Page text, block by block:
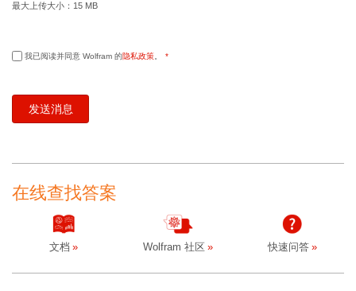
最大上传大小：15 MB
我已阅读并同意 Wolfram 的隐私政策 *
在线查找答案
文档 Wolfram 社区 快速问答